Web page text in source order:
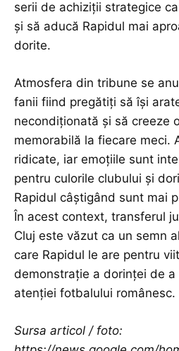
serii de achiziții strategice
și să aducă Rapidul mai
dorite.
Atmosfera din tribune se
fanii fiind pregătiți să își
necondiționată și să creeze
memorabilă la fiecare meci.
ridicate, iar emoțiile sunt
pentru culorile clubului și
Rapidul câștigând sunt mai
În acest context, transferul
Cluj este văzut ca un semn
care Rapidul le are pentru
demonstrație a dorinței de a
atenției fotbalului românesc.
Sursa articol / foto: